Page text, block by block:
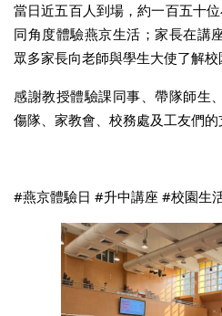
當日近五百人到場，約一百五十
同角度體驗燕京生活；家長在講
眾多家長向老師與學生大使了解校
感謝教授體驗課同事、帶隊師生
傷隊、家教會、校務處及工友們的
#燕京體驗日 #升中講座 #校園生